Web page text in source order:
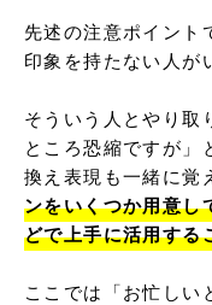
先述の注意ポイント
印象を持たない人が
そういう人とやり取
ところ恐縮ですが」
換え表現も一緒に覚
ンをいくつか用意し
どで上手に活用する
ここでは「お忙しい